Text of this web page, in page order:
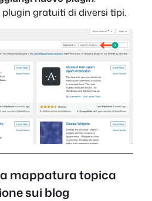
gratuiti di diversi tipi.
mappatura topica
sui blog